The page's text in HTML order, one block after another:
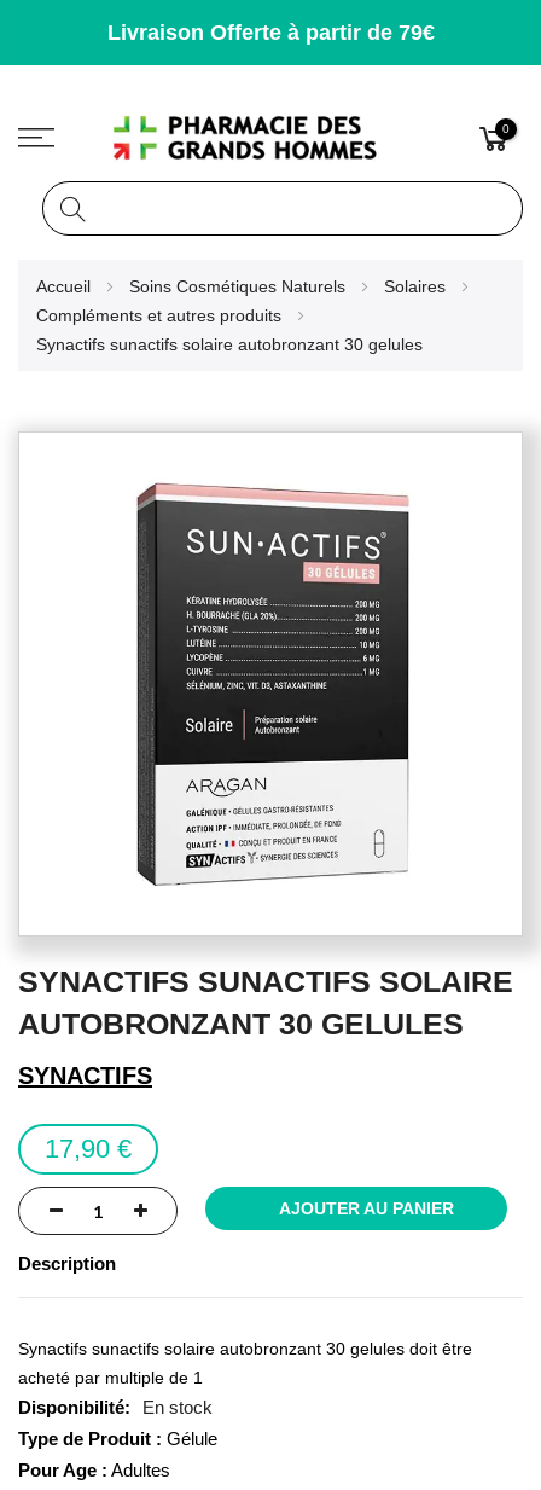
Livraison Offerte à partir de 79€
0
contenu
Accueil Soins Cosmétiques Naturels
Solaires
Compléments et autres produits
Synactifs sunactifs solaire autobronzant 30 gelules
to
beginning
of
images
gallery
SYNACTIFS SUNACTIFS SOLAIRE
AUTOBRONZANT 30 GELULES
SYNACTIFS
17,90 €
AJOUTER AU PANIER
Description
Synactifs sunactifs solaire autobronzant 30 gelules doit être
acheté par multiple de 1
En stock
Type de Produit : Gélule
Pour Age : Adultes